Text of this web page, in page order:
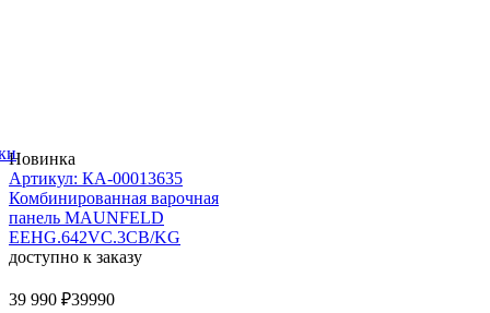
Новинка
Артикул: КА-00013635
Комбинированная варочная
панель MAUNFELD
EEHG.642VC.3CB/KG
доступно к заказу
39 990 ₽39990